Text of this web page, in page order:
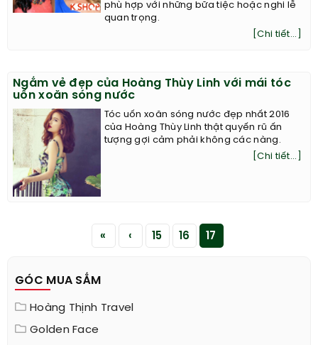
phù hợp với những bữa tiệc hoặc nghi lễ
quan trọng.
[Chi tiết...]
Ngắm vẻ đẹp của Hoàng Thùy Linh với mái tóc
uốn xoăn sóng nước
Tóc uốn xoăn sóng nước đẹp nhất 2016
của Hoàng Thùy Linh thật quyến rũ ấn
tượng gợi cảm phải không các nàng.
[Chi tiết...]
« ‹ 15 16 17
GÓC MUA SẮM
Hoàng Thịnh Travel
Golden Face